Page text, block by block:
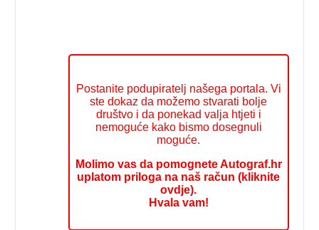
Postanite podupiratelj našega portala. Vi
ste dokaz da možemo stvarati bolje
društvo i da ponekad valja htjeti i
nemoguće kako bismo dosegnuli
moguće.
Molimo vas da pomognete Autograf.hr
uplatom priloga na naš račun (kliknite
ovdje).
Hvala vam!